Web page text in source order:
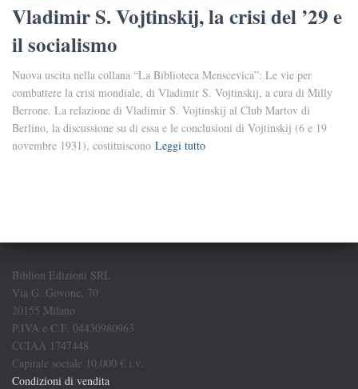
Vladimir S. Vojtinskij, la crisi del ’29 e
il socialismo
Nuova uscita nella collana “La Biblioteca Menscevica”: Le vie per
combattere la crisi mondiale, di Vladimir S. Vojtinskij, a cura di Milly
Berrone. La relazione di Vladimir S. Vojtinskij al Club Martov di
Berlino, la discussione su di essa e le conclusioni di Vojtinskij (6 e 19
novembre 1931), costituiscono Leggi tutto
Biblion Edizioni SRL
Via G. Govone, 70
20155 Milano
P.IVA e C.F. 04430980963
CCIAA 1747448
Capitale sociale 10.000 € i.v.
Condizioni di vendita